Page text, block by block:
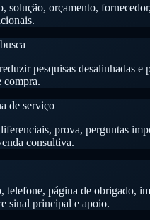
solução, orçamento,
pesquisas desalinhadas e
compra.
de serviço
prova, perguntas
consultiva.
telefone, página de obrigado,
sinal principal e apoio.